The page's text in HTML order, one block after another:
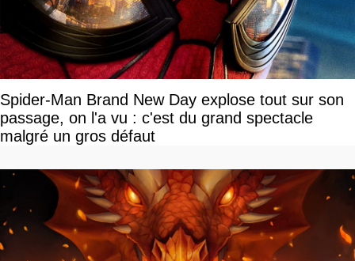
Spider-Man Brand New Day explose tout sur son
passage, on l'a vu : c'est du grand spectacle
malgré un gros défaut